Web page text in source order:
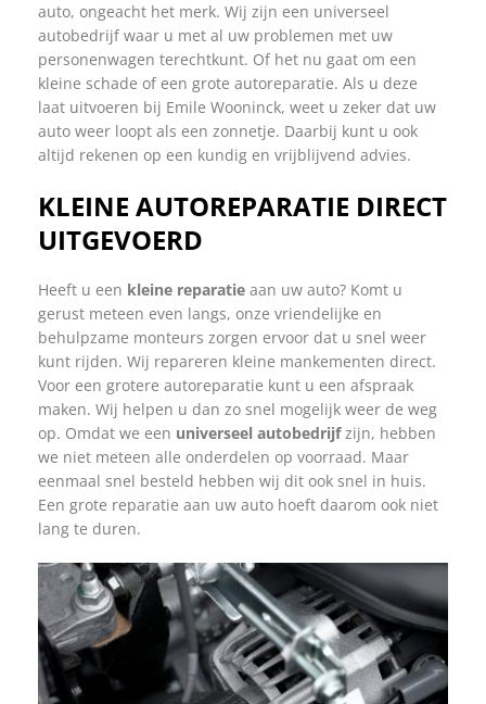
auto, ongeacht het merk. Wij zijn een universeel
autobedrijf waar u met al uw problemen met uw
personenwagen terechtkunt. Of het nu gaat om een
kleine schade of een grote autoreparatie. Als u deze
laat uitvoeren bij Emile Wooninck, weet u zeker dat uw
auto weer loopt als een zonnetje. Daarbij kunt u ook
altijd rekenen op een kundig en vrijblijvend advies.
KLEINE AUTOREPARATIE DIRECT
UITGEVOERD
Heeft u een kleine reparatie aan uw auto? Komt u
gerust meteen even langs, onze vriendelijke en
behulpzame monteurs zorgen ervoor dat u snel weer
kunt rijden. Wij repareren kleine mankementen direct.
Voor een grotere autoreparatie kunt u een afspraak
maken. Wij helpen u dan zo snel mogelijk weer de weg
op. Omdat we een universeel autobedrijfzijn, hebben
we niet meteen alle onderdelen op voorraad. Maar
eenmaal snel besteld hebben wij dit ook snel in huis.
Een grote reparatie aan uw auto hoeft daarom ook niet
lang te duren.